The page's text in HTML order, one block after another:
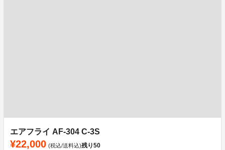
エアフライ AF-304 C-3S
¥22,000 (税込/送料込)残り50